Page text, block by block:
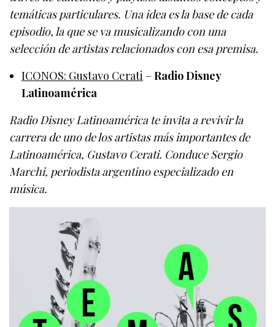
temáticas particulares. Una idea es la base de cada
episodio, la que se va musicalizando con una
selección de artistas relacionados con esa premisa.
ICONOS: Gustavo Cerati –Radio Disney
Latinoamérica
Radio Disney Latinoamérica te invita a revivir la
carrera de uno de los artistas más importantes de
Latinoamérica, Gustavo Cerati. Conduce Sergio
Marchi, periodista argentino especializado en
música.